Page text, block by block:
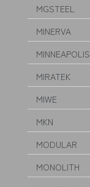
MGSTEEL
MINERVA
MINNEAPOLIS
MIRATEK
MIWE
MKN
MODULAR
MONOLITH